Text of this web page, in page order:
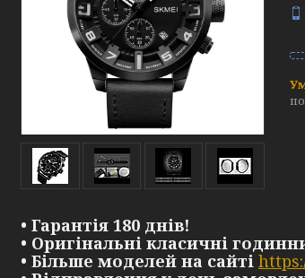
• Гарантія 180 днів!
• Оригінальні класичні
• Більше моделей на сайті